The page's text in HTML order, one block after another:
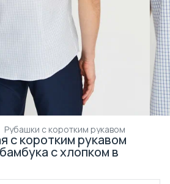
Рубашки с коротким рукавом
с коротким рукавом
с хлопком в